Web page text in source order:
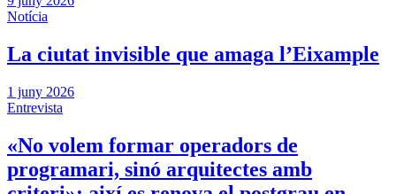
Notícia
La ciutat invisible que amaga l’Eixample
1 juny 2026
Entrevista
«No volem formar operadors de
programari, sinó arquitectes amb